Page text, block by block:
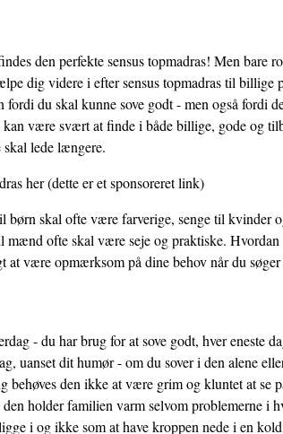
den perfekte sensus topmadras! Men bare
dig videre i efter sensus topmadras til billige
du skal kunne sove godt - men også fordi
kan være svært at finde i både billige, gode og
lede længere.
her(dette er et sponsoreret link)
børn skal ofte være farverige, senge til kvinder
mænd ofte skal være seje og praktiske.
være opmærksom på dine behov når du søger
- du har brug for at sove godt, hver eneste
uanset dit humør - om du sover i den alene
behøves den ikke at være grim og kluntet at se
holder familien varm selvom problemerne i
i og ikke som at have kroppen nede i en